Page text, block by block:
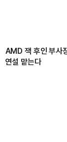
AMD 잭 후인 부사
연설 맡는다